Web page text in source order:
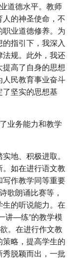
道德水平。教师
的神圣使命，不
业道德修养。为
指引下，我深入
规。此外，我还
高了自身的思想
民教育事业奋斗
坚实的思想基
业务能力和教学
地、积极进取。
如在进行语文教
作教学同等重要
歌朗诵比赛等，
的听说能力。在
讲—练”的教学模
。在进行作文教
略，提高学生的
脱颖而出，一批